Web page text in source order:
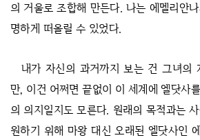
의 거울로 조합해 만든다. 나는 에멜리안
명하게 떠올릴 수 있었다.
내가 자신의 과거까지 보는 건 그녀의
만, 이건 어쩌면 끝없이 이 세계에 엘닷사
의 의지일지도 모른다. 원래의 목적과는
원하기 위해 마왕 대신 오래된 엘닷사인